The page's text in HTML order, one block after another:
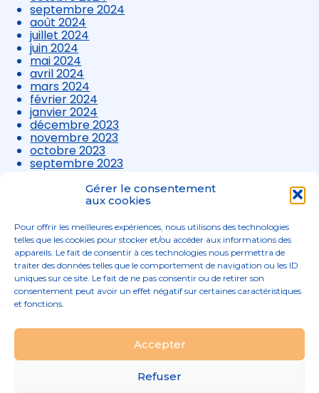
Gérer le consentement
aux cookies
Pour offrir les meilleures expériences, nous utilisons des technologies
telles que les cookies pour stocker et/ou accéder aux informations des
appareils. Le fait de consentir à ces technologies nous permettra de
traiter des données telles que le comportement de navigation ou les ID
uniques sur ce site. Le fait de ne pas consentir ou de retirer son
consentement peut avoir un effet négatif sur certaines caractéristiques
et fonctions.
Accepter
Refuser
septembre 2024
août 2024
juillet 2024
juin 2024
mai 2024
avril 2024
mars 2024
février 2024
janvier 2024
décembre 2023
novembre 2023
octobre 2023
septembre 2023
août 2023
juillet 2023
avril 2023
mars 2023
Principale
02 96 52 68 68